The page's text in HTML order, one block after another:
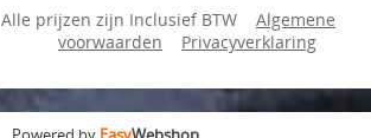
Alle prijzen zijn Inclusief BTW
Algemene
voorwaarden
Privacyverklaring